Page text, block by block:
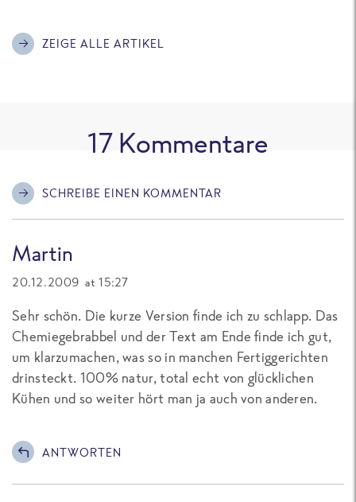
ZEIGE ALLE ARTIKEL
17Kommentare
SCHREIBE EINEN KOMMENTAR
Martin
20.12.2009 at 15:27
Sehr schön. Die kurze Version finde ich zu schlapp. Das
Chemiegebrabbel und der Text am Ende finde ich gut,
um klarzumachen, was so in manchen Fertiggerichten
drinsteckt. 100% natur, total echt von glücklichen
Kühen und so weiter hört man ja auch von anderen.
ANTWORTEN